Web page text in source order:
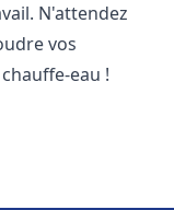
N'attendez
vos
eau !